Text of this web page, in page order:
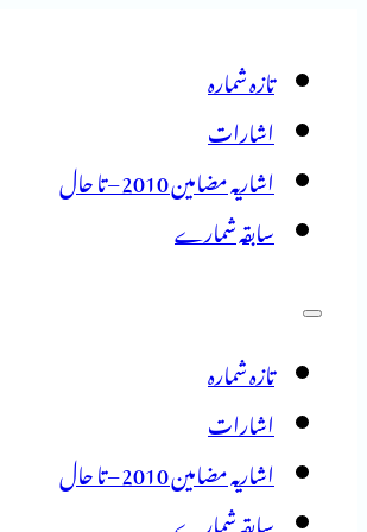
تازہ شمارہ
اشارات
اشاریہ مضامین 2010 – تا حال
سابقہ شمارے
تازہ شمارہ
اشارات
اشاریہ مضامین 2010 – تا حال
سابقہ شمارے